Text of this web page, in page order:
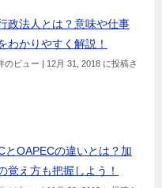
政法人とは？意味や仕事
わかりやすく解説！
のビュー 12月 31, 2018 に投稿さ
とOAPECの違いとは？加
覚え方も把握しよう！